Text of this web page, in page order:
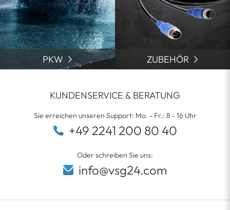
PKW ZUBEHÖR
KUNDENSERVICE & BERATUNG
Sie erreichen unseren Support: Mo. - Fr.: 8 - 16 Uhr
+49 2241 200 80 40
Oder schreiben Sie uns:
info@vsg24.com